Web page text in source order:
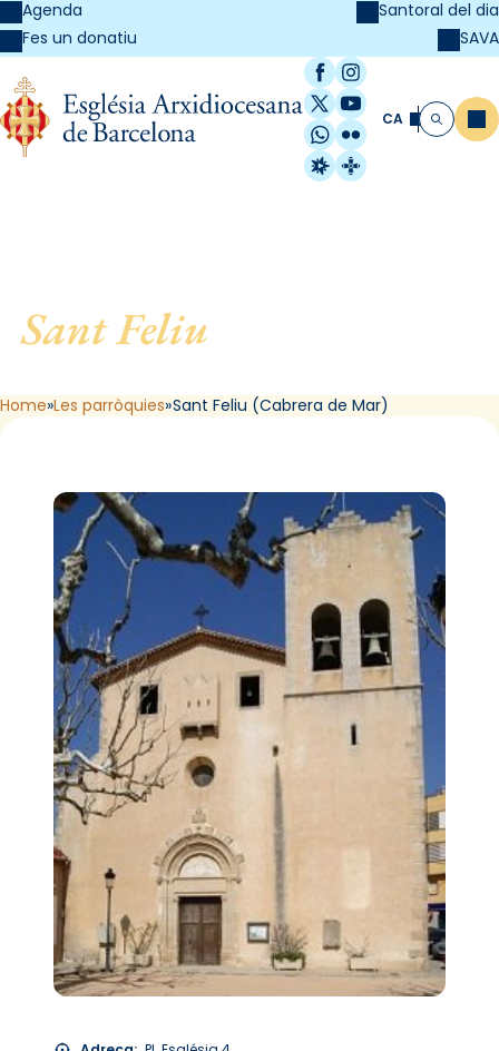
Agenda
Fes un donatiu
Santoral del dia
SAVA
Facebook
Instagram
X / Twitter
YouTube
WhatsApp
Flickr
Radio Estel
Catalunya
CA Cerca
Sant Feliu
Home Les parròquies Sant Feliu (Cabrera de Mar)